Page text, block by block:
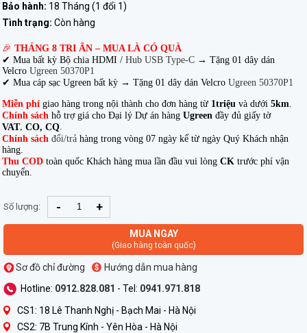
Bảo hành: 18 Tháng (1 đổi 1)
Tình trạng: Còn hàng
🎉 THÁNG 8 TRI ÂN – MUA LÀ CÓ QUÀ
✔ Mua bất kỳ Bộ chia HDMI / Hub USB Type-C → Tặng 01 dây dán
Velcro Ugreen 50370P1
✔ Mua cáp sạc Ugreen bất kỳ → Tặng 01 dây dán Velcro Ugreen 50370P1
Miễn phí giao hàng trong nội thành cho đơn hàng từ 1triệu và dưới 5km.
Chính sách hỗ trợ giá cho Đại lý Dự án hàng Ugreen đầy đủ giấy tờ
VAT, CO, CQ.
Chính sách đổi/trả hàng trong vòng 07 ngày kể từ ngày Quý Khách nhận
hàng.
Thu COD toàn quốc Khách hàng mua lần đầu vui lòng CK trước phí vận
chuyển.
Số lượng: - +
MUA NGAY
(Giao hàng toàn quốc)
Sơ đồ chỉ đường
Hướng dẫn mua hàng
Hotline: 0912.828.081 - Tel: 0941.971.818
CS1: 18 Lê Thanh Nghị - Bạch Mai - Hà Nội
CS2: 7B Trung Kính - Yên Hòa - Hà Nội